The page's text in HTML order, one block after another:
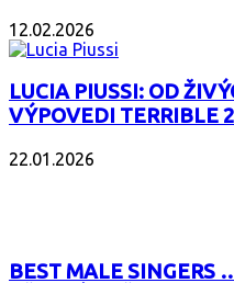
12.02.2026
LUCIA PIUSSI: OD
VÝPOVEDI TERRIBLE
22.01.2026
BEST MALE SINGERS